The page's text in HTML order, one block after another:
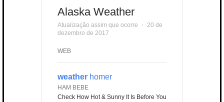
Alaska Weather
Atualização assim que ocorre ⋅ 20 de
dezembro de 2017
WEB
weather homer
HAM BEBE
Check How Hot & Sunny It Is Before You